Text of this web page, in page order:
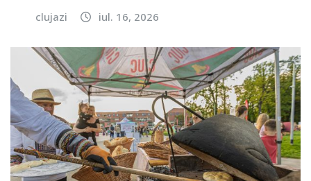
clujazi iul. 16, 2026